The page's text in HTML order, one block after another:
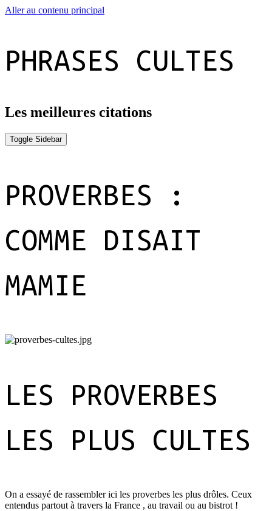
Aller au contenu principal
PHRASES CULTES
Les meilleures citations
Toggle Sidebar
décembre
2017
PROVERBES :
COMME DISAIT
MAMIE
LES PROVERBES
LES PLUS CULTES
On a essayé de rassembler ici les proverbes les plus drôles. Ceux
entendus partout à travers la France , au travail ou au bistrot !